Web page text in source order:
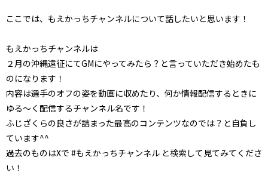
ここでは、もえかっちチャンネルについて話したいと思います！
もえかっちチャンネルは
２月の沖縄遠征にてGMにやってみたら？と言っていただき始めたも
のになります！
内容は選手のオフの姿を動画に収めたり、何か情報配信するときに
ゆる～く配信するチャンネル名です！
ふじざくらの良さが詰まった最高のコンテンツなのでは？と自負し
ています^^
過去のものはXで #もえかっちチャンネル と検索して見てみてくださ
い！